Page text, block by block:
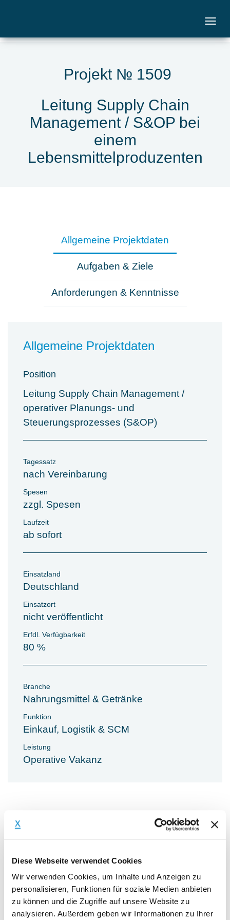
Diese Webseite verwendet Cookies
Wir verwenden Cookies, um Inhalte und Anzeigen zu
personalisieren, Funktionen für soziale Medien anbieten
zu können und die Zugriffe auf unsere Website zu
analysieren. Außerdem geben wir Informationen zu Ihrer
Projekt № 1509
Leitung Supply Chain
Management / S&OP bei
einem
Lebensmittelproduzenten
Allgemeine Projektdaten
Aufgaben & Ziele
Anforderungen & Kenntnisse
Allgemeine Projektdaten
Position
Leitung Supply Chain Management /
operativer Planungs- und
Steuerungsprozesses (S&OP)
Tagessatz
nach Vereinbarung
Spesen
zzgl. Spesen
Laufzeit
ab sofort
Einsatzland
Deutschland
Einsatzort
nicht veröffentlicht
Erfdl. Verfügbarkeit
80 %
Branche
Nahrungsmittel & Getränke
Funktion
Einkauf, Logistik & SCM
Leistung
Operative Vakanz
Aufgaben & Ziele
Aufgabenstellung
Die Aufgabe ist die Optimierung der
Planung und Steuerung der gesamten
Wertschöpfungskette des Unternehmens.